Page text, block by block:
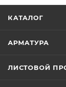
КАТАЛОГ
АРМАТУРА
ЛИСТОВОЙ